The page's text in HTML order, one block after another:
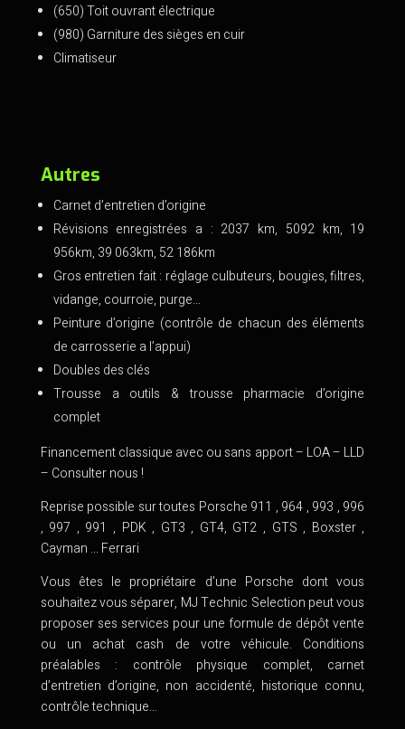
(650) Toit ouvrant électrique
(980) Garniture des sièges en cuir
Climatiseur
Autres
Carnet d’entretien d’origine
Révisions enregistrées a : 2037 km, 5092 km, 19
956km, 39 063km, 52 186km
Gros entretien fait : réglage culbuteurs, bougies, filtres,
vidange, courroie, purge…
Peinture d’origine (contrôle de chacun des éléments
de carrosserie a l’appui)
Doubles des clés
Trousse a outils & trousse pharmacie d’origine
complet
Financement classique avec ou sans apport – LOA – LLD
– Consulter nous !
Reprise possible sur toutes Porsche 911 , 964 , 993 , 996
, 997 , 991 , PDK , GT3 , GT4, GT2 , GTS , Boxster ,
Cayman … Ferrari
Vous êtes le propriétaire d’une Porsche dont vous
souhaitez vous séparer, MJ Technic Selection peut vous
proposer ses services pour une formule de dépôt vente
ou un achat cash de votre véhicule. Conditions
préalables : contrôle physique complet, carnet
d’entretien d’origine, non accidenté, historique connu,
contrôle technique…